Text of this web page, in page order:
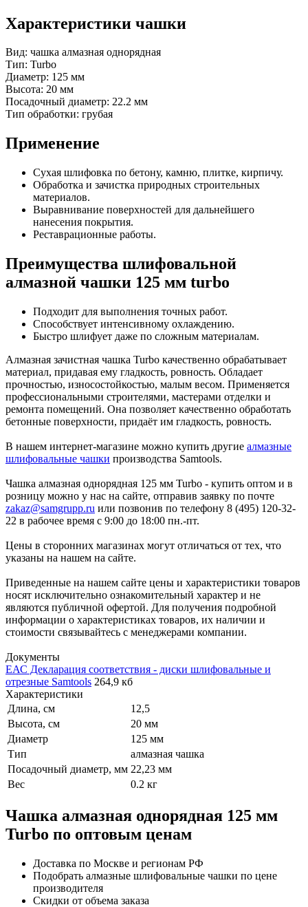
Характеристики чашки
Вид: чашка алмазная однорядная
Тип: Turbo
Диаметр: 125 мм
Высота: 20 мм
Посадочный диаметр: 22.2 мм
Тип обработки: грубая
Применение
Сухая шлифовка по бетону, камню, плитке, кирпичу.
Обработка и зачистка природных строительных
материалов.
Выравнивание поверхностей для дальнейшего
нанесения покрытия.
Реставрационные работы.
Преимущества шлифовальной
алмазной чашки 125 мм turbo
Подходит для выполнения точных работ.
Способствует интенсивному охлаждению.
Быстро шлифует даже по сложным материалам.
Алмазная зачистная чашка Turbo качественно обрабатывает
материал, придавая ему гладкость, ровность. Обладает
прочностью, износостойкостью, малым весом. Применяется
профессиональными строителями, мастерами отделки и
ремонта помещений. Она позволяет качественно обработать
бетонные поверхности, придаёт им гладкость, ровность.
В нашем интернет-магазине можно купить другие алмазные
шлифовальные чашки производства Samtools.
Чашка алмазная однорядная 125 мм Turbo - купить оптом и в
розницу можно у нас на сайте, отправив заявку по почте
zakaz@samgrupp.ru или позвонив по телефону 8 (495) 120-32-
22 в рабочее время с 9:00 до 18:00 пн.-пт.
Цены в сторонних магазинах могут отличаться от тех, что
указаны на нашем на сайте.
Приведенные на нашем сайте цены и характеристики товаров
носят исключительно ознакомительный характер и не
являются публичной офертой. Для получения подробной
информации о характеристиках товаров, их наличии и
стоимости связывайтесь с менеджерами компании.
Документы
ЕАС Декларация соответствия - диски шлифовальные и
отрезные Samtools 264,9 кб
Характеристики
Длина, см
12,5
Высота, см
20 мм
Диаметр
125 мм
Тип
алмазная чашка
Посадочный диаметр, мм 22,23 мм
Вес
0.2 кг
Чашка алмазная однорядная 125 мм
Turbo по оптовым ценам
Доставка по Москве и регионам РФ
Подобрать алмазные шлифовальные чашки по цене
производителя
Скидки от объема заказа